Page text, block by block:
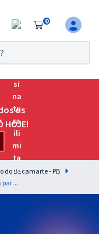
0
os
HOJE!
do Bacamarte - PB
Prefeitura de Riachão do Bacamarte - PB - Português para os Cargos de Nível Superior com o Professor Lucas Lemos